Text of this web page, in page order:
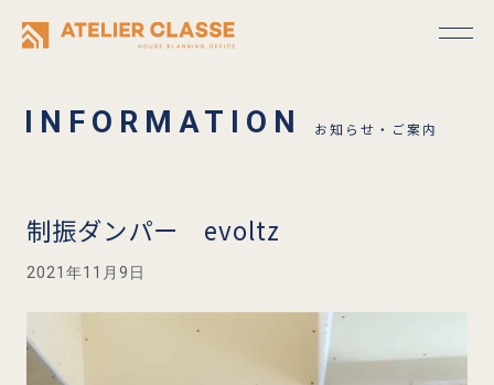
お知らせ・ご案内
制振ダンパー evoltz
2021年11月9日